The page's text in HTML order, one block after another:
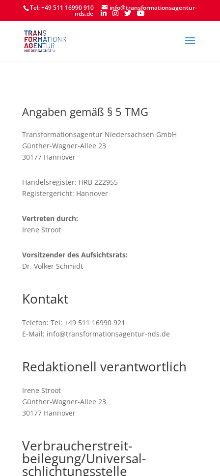
Tel: +49 511 16990 910 info@transformationsagentur-
nds.de
Angaben gemäß § 5 TMG
Transformationsagentur Niedersachsen GmbH
Günther-Wagner-Allee 23
30177 Hannover
Handelsregister: HRB 222955
Registergericht: Hannover
Vertreten durch:
Irene Stroot
Vorsitzender des Aufsichtsrats:
Dr. Volker Schmidt
Kontakt
Telefon: Tel: +49 511 16990 921
E-Mail: info@transformationsagentur-nds.de
Redaktionell verantwortlich
Irene Stroot
Günther-Wagner-Allee 23
30177 Hannover
Verbraucher­streit­
beilegung/Universal­
schlichtungs­stelle